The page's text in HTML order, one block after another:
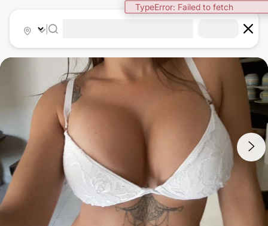
TypeError: Failed to fetch